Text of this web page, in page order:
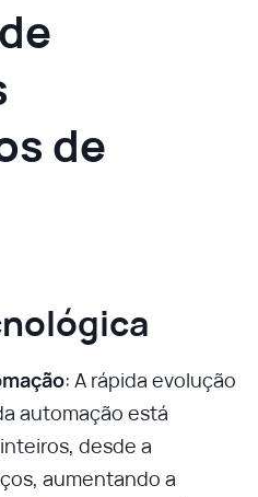
de
: A rápida evolução
automação está
desde a
aumentando a